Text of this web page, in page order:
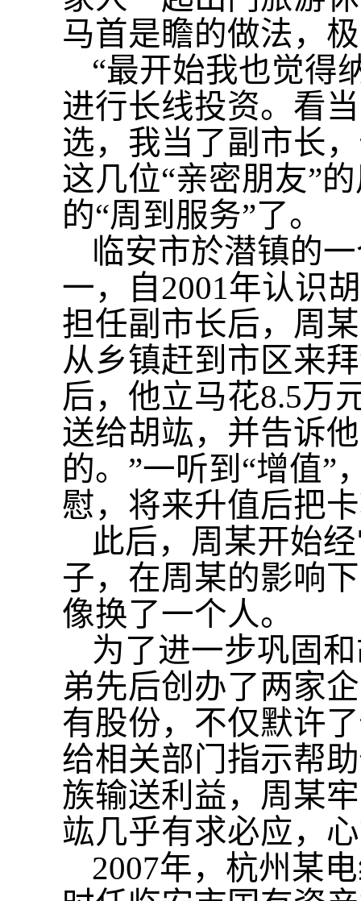
马首是瞻的做法，
“最开始我也觉得
进行长线投资。看
选，我当了副市长
这几位“亲密朋友”
的“周到服务”了。
临安市於潜镇的
一，自2001年认识
担任副市长后，周
从乡镇赶到市区来
后，他立马花8.5万
送给胡竑，并告诉
的。”一听到“增值”
慰，将来升值后把
此后，周某开始
子，在周某的影响
像换了一个人。
为了进一步巩固
弟先后创办了两家
有股份，不仅默许
给相关部门指示帮
族输送利益，周某
竑几乎有求必应，
2007年，杭州某